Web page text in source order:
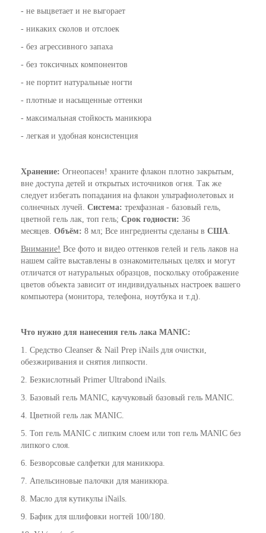
- не выцветает и не выгорает
- никаких сколов и отслоек
- без агрессивного запаха
- без токсичных компонентов
- не портит натуральные ногти
- плотные и насыщенные оттенки
- максимальная стойкость маникюра
- легкая и удобная консистенция
Хранение: Огнеопасен! храните флакон плотно закрытым,
вне доступа детей и открытых источников огня. Так же
следует избегать попадания на флакон ультрафиолетовых и
солнечных лучей. Система: трехфазная - базовый гель,
цветной гель лак, топ гель; Срок годности: 36
месяцев. Объём: 8 мл; Все ингредиенты сделаны в США.
Внимание! Все фото и видео оттенков гелей и гель лаков на
нашем сайте выставлены в ознакомительных целях и могут
отличатся от натуральных образцов, поскольку отображение
цветов объекта зависит от индивидуальных настроек вашего
компьютера (монитора, телефона, ноутбука и т.д).
Что нужно для нанесения гель лака MANIC:
1. Средство Cleanser & Nail Prep iNails для очистки,
обезжиривания и снятия липкости.
2. Безкислотный Primer Ultrabond iNails.
3. Базовый гель MANIC, каучуковый базовый гель MANIC.
4. Цветной гель лак MANIC.
5. Топ гель MANIC с липким слоем или топ гель MANIC без
липкого слоя.
6. Безворсовые салфетки для маникюра.
7. Апельсиновые палочки для маникюра.
8. Масло для кутикулы iNails.
9. Бафик для шлифовки ногтей 100/180.